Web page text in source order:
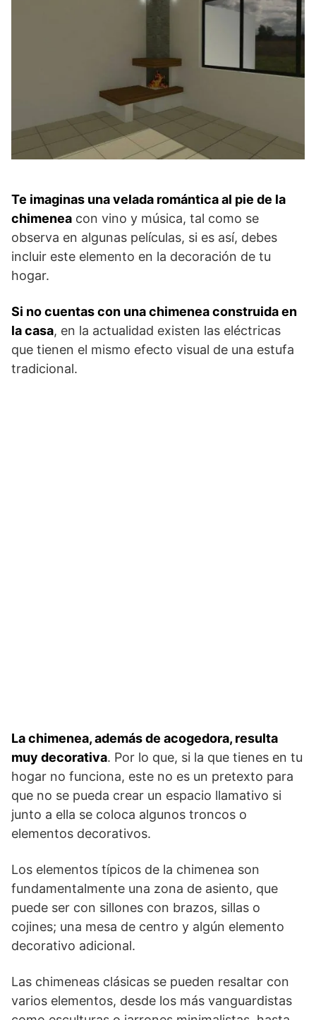
Te imaginas una velada romántica al pie de la
chimenea con vino y música, tal como se
observa en algunas películas, si es así, debes
incluir este elemento en la decoración de tu
hogar.
Si no cuentas con una chimenea construida en
la casa, en la actualidad existen las eléctricas
que tienen el mismo efecto visual de una estufa
tradicional.
La chimenea, además de acogedora, resulta
muy decorativa. Por lo que, si la que tienes en tu
hogar no funciona, este no es un pretexto para
que no se pueda crear un espacio llamativo si
junto a ella se coloca algunos troncos o
elementos decorativos.
Los elementos típicos de la chimenea son
fundamentalmente una zona de asiento, que
puede ser con sillones con brazos, sillas o
cojines; una mesa de centro y algún elemento
decorativo adicional.
Las chimeneas clásicas se pueden resaltar con
varios elementos, desde los más vanguardistas